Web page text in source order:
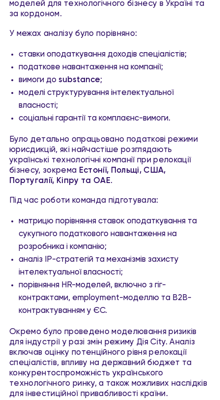
моделей для технологічного бізнесу в Україні та
за кордоном.
У межах аналізу було порівняно:
ставки оподаткування доходів спеціалістів;
податкове навантаження на компанії;
вимоги до substance;
моделі структурування інтелектуальної
власності;
соціальні гарантії та комплаєнс-вимоги.
Було детально опрацьовано податкові режими
юрисдикцій, які найчастіше розглядають
українські технологічні компанії при релокації
бізнесу, зокрема Естонії, Польщі, США,
Португалії, Кіпру та ОАЕ.
Під час роботи команда підготувала:
матрицю порівняння ставок оподаткування та
сукупного податкового навантаження на
розробника і компанію;
аналіз IP-стратегій та механізмів захисту
інтелектуальної власності;
порівняння HR-моделей, включно з гіг-
контрактами, employment-моделлю та B2B-
контрактуванням у ЄС.
Окремо було проведено моделювання ризиків
для індустрії у разі змін режиму Дія City. Аналіз
включав оцінку потенційного рівня релокації
спеціалістів, впливу на державний бюджет та
конкурентоспроможність українського
технологічного ринку, а також можливих наслідків
для інвестиційної привабливості країни.